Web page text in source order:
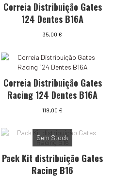
Correia Distribuição Gates
124 Dentes B16A
35,00 €
Correia Distribuição Gates
Racing 124 Dentes B16A
119,00 €
Sem Stock
Pack Kit distribuição Gates
Racing B16